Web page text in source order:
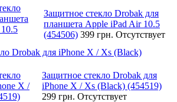
Защитное стекло Drobak для
планшета Apple iPad Air 10.5
(454506) 399 грн. Отсутствует
Drobak для iPhone X / Xs (Black)
Защитное стекло Drobak для
iPhone X / Xs (Black) (454519)
299 грн. Отсутствует